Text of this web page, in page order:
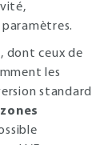
dont ceux de
les
standard
zones